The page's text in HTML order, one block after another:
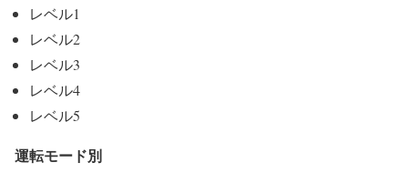
レベル1
レベル2
レベル3
レベル4
レベル5
運転モード別